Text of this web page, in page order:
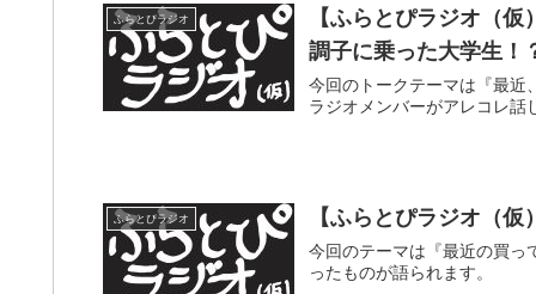
ふらとぴラジオ
【ふらとぴラジオ（
調子に乗った大学生！
今回のトークテーマは『最
ラジオメンバーがアレコレ話
ふらとぴラジオ 【ふらとぴラジオ（
今回のテーマは『最近の買
ったものが語られます。